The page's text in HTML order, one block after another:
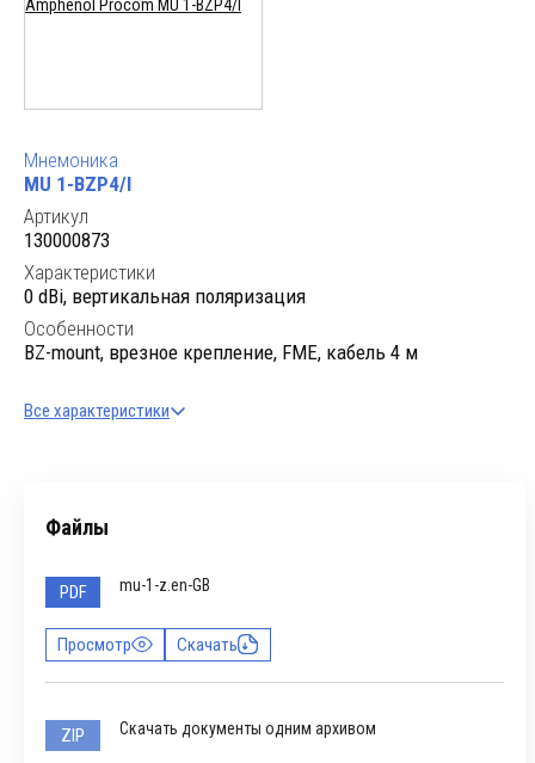
Мнемоника
MU 1-BZP4/l
Артикул
130000873
Характеристики
0 dBi, вертикальная поляризация
Особенности
BZ-mount, врезное крепление, FME, кабель 4 м
Все характеристики
Файлы
PDF mu-1-z.en-GB
Просмотр Скачать
ZIP Скачать документы одним архивом